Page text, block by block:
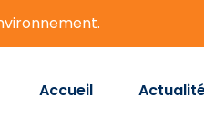
Accueil